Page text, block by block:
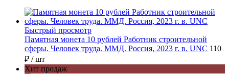
Быстрый просмотр
Памятная монета 10 рублей Работник строительной
сферы. Человек труда. ММД. Россия, 2023 г. в. UNC 110
₽ / шт
Хит продаж